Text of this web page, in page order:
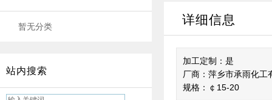
暂无分类
站内搜索
详细信息
加工定制：是
厂商：萍乡市承雨化工
规格：￠15-20